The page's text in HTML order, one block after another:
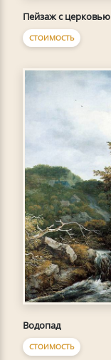
Пейзаж с церковью
СТОИМОСТЬ
Водопад
СТОИМОСТЬ